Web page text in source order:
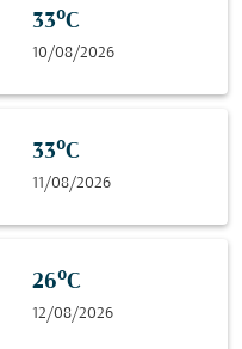
33°C
10/08/2026
33°C
11/08/2026
26°C
12/08/2026